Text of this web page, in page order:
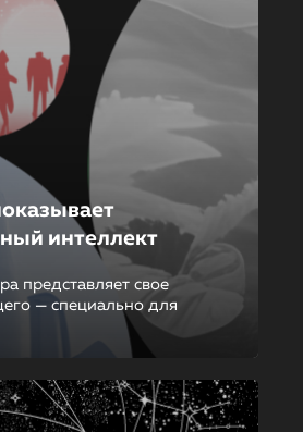
интеллект
представляет свое
— специально для